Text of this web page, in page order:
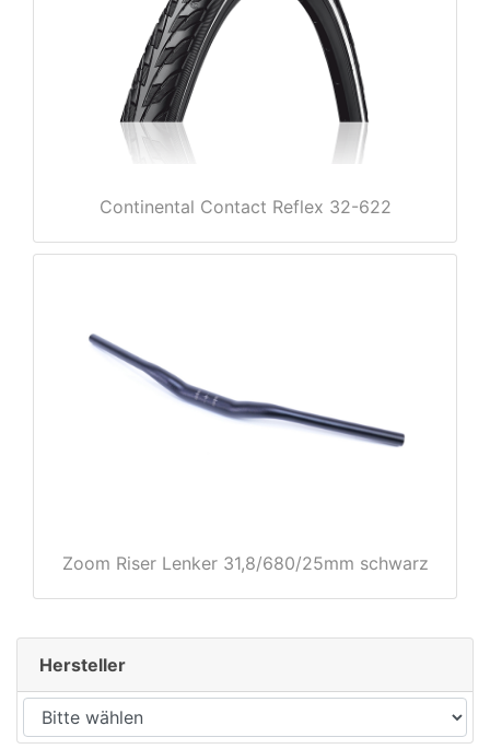
Continental Contact Reflex 32-622
Zoom Riser Lenker 31,8/680/25mm schwarz
Hersteller